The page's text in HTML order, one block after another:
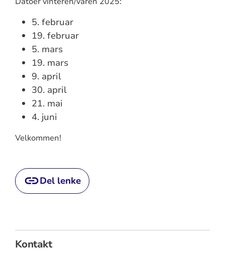
5. februar
19. februar
5. mars
19. mars
9. april
30. april
21. mai
4. juni
Velkommen!
Del lenke
Kontakt